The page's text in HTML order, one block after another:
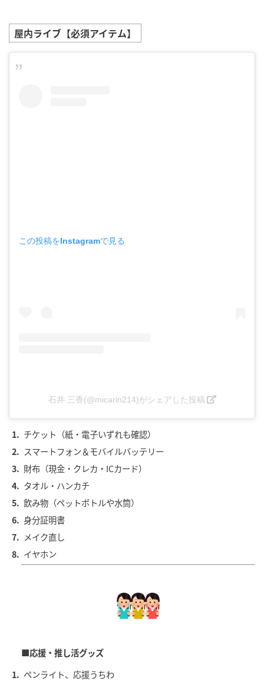
屋内ライブ【必須アイテム】
この投稿をInstagramで見る
石井 三香(@micarin214)がシェアした投稿
チケット（紙・電子いずれも確認）
スマートフォン＆モバイルバッテリー
財布（現金・クレカ・ICカード）
タオル・ハンカチ
飲み物（ペットボトルや水筒）
身分証明書
メイク直し
イヤホン
■応援・推し活グッズ
ペンライト、応援うちわ